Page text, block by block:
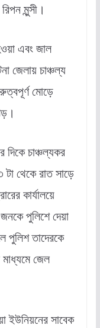
মুন্সী।
এবং জাল
জেলায় চাঞ্চল্য
মোড়ে
দিকে চাঞ্চল্যকর
থেকে রাত সাড়ে
কার্যালয়ে
পুলিশে দেয়া
পুলিশ তাদেরকে
জেল
ইউনিয়নের সাবেক